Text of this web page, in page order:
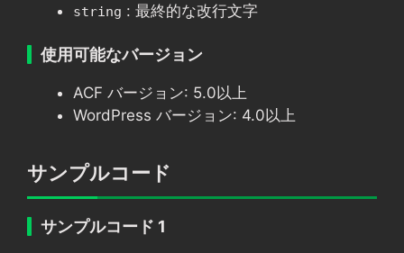
string : 最終的な改行文字
使用可能なバージョン
ACF バージョン: 5.0以上
WordPress バージョン: 4.0以上
サンプルコード
サンプルコード 1